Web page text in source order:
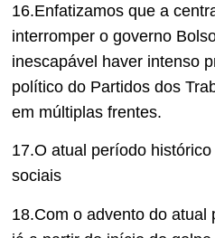
16.Enfatizamos que a
interromper o governo
inescapável haver intenso
político do Partidos dos
em múltiplas frentes.
17.O atual período
sociais
18.Com o advento do atual